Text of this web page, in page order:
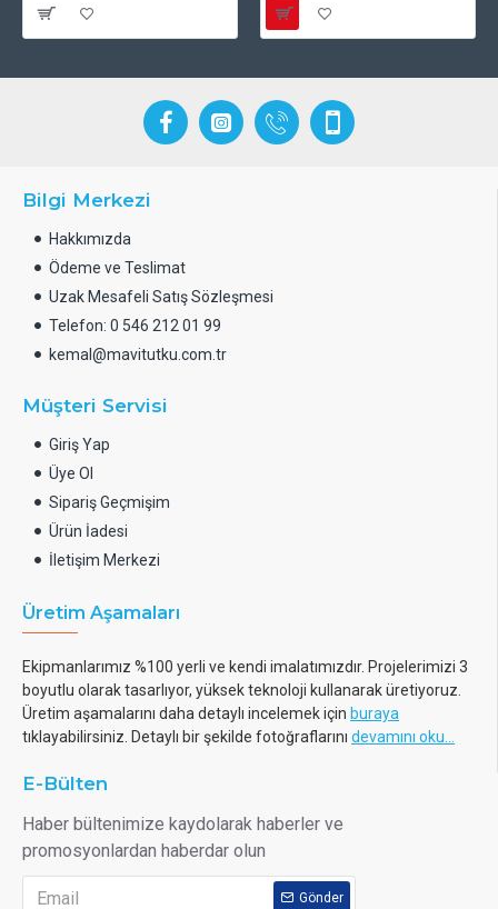
Bilgi Merkezi
Hakkımızda
Ödeme ve Teslimat
Uzak Mesafeli Satış Sözleşmesi
Telefon: 0 546 212 01 99
kemal@mavitutku.com.tr
Müşteri Servisi
Giriş Yap
Üye Ol
Sipariş Geçmişim
Ürün İadesi
İletişim Merkezi
Üretim Aşamaları
Ekipmanlarımız %100 yerli ve kendi imalatımızdır. Projelerimizi 3
boyutlu olarak tasarlıyor, yüksek teknoloji kullanarak üretiyoruz.
Üretim aşamalarını daha detaylı incelemek için buraya
tıklayabilirsiniz. Detaylı bir şekilde fotoğraflarını devamını oku...
E-Bülten
Haber bültenimize kaydolarak haberler ve
promosyonlardan haberdar olun
Gönder